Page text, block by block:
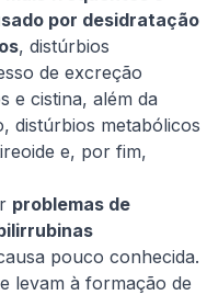
por desidratação
, distúrbios
de excreção
e cistina, além da
distúrbios metabólicos
e, por fim,
problemas de
pouco conhecida.
levam à formação de